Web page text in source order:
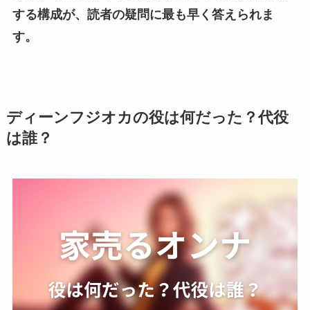
する構成が、読者の疑問に最も早く答えられま
す。
ディーンフジオカの役は何だった？代役
は誰？